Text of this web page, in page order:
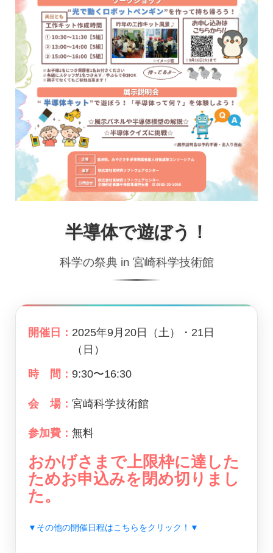
半導体で遊ぼう！
科学の祭典 in 宮崎科学技術館
開催日： 2025年9月20日（土）・21日
（日）
時 間： 9:30〜16:30
会 場： 宮崎科学技術館
参加費： 無料
おかげさまで上限枠に達した
ためお申込みを閉め切りまし
た。
▼その他の開催日程はこちらをクリック！▼